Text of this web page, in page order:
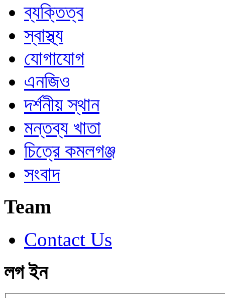
ব্যক্তিত্ব
স্বাস্থ্য
যোগাযোগ
এনজিও
দর্শনীয় স্থান
মন্তব্য খাতা
চিত্রে কমলগঞ্জ
সংবাদ
Team
Contact Us
লগ ইন